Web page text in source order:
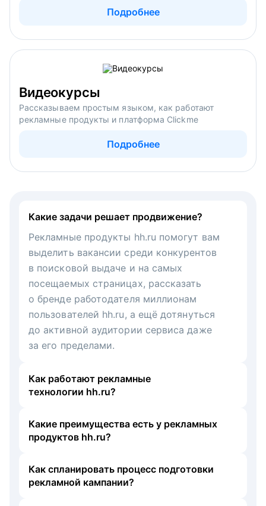
Подробнее
Видеокурсы
Рассказываем простым языком, как работают
рекламные продукты и платформа Clickme
Подробнее
Какие задачи решает продвижение?
Рекламные продукты hh.ru помогут вам
выделить вакансии среди конкурентов
в поисковой выдаче и на самых
посещаемых страницах, рассказать
о бренде работодателя миллионам
пользователей hh.ru, а ещё дотянуться
до активной аудитории сервиса даже
за его пределами.
Как работают рекламные
технологии hh.ru?
Какие преимущества есть у рекламных
продуктов hh.ru?
Как спланировать процесс подготовки
рекламной кампании?